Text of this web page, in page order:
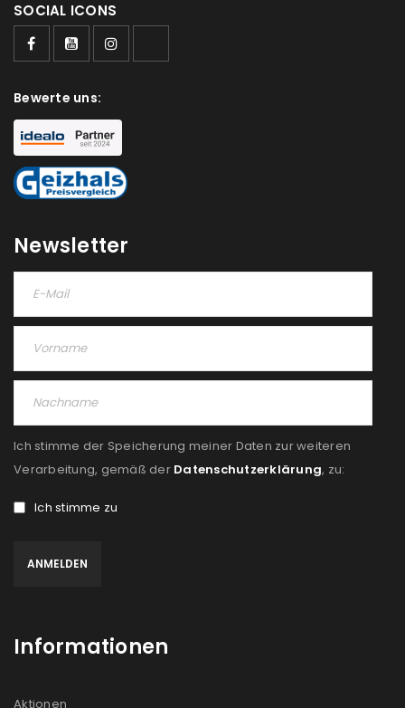
SOCIAL ICONS
Bewerte uns:
Newsletter
Ich stimme der Speicherung meiner Daten zur weiteren
Verarbeitung, gemäß der Datenschutzerklärung, zu:
Ich stimme zu
Informationen
Aktionen